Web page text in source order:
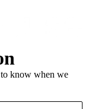
know when we